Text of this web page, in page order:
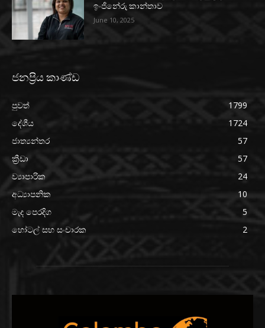
ඉංජිනේරු කාන්තාව
June 10, 2025
ජනප්‍රිය කාණ්ඩ
පුවත්
1799
දේශීය
1724
ජාත්‍යන්තර
57
ක්‍රීඩා
57
ව්‍යාපාරික
24
අධ්‍යාපනික
10
මැද පෙරදිග
5
හෝටල් සහ සංචාරක
2